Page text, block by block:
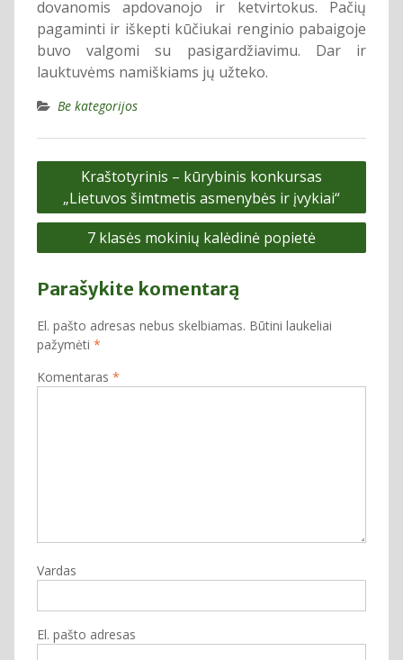
dovanomis apdovanojo ir ketvirtokus. Pačių
pagaminti ir iškepti kūčiukai renginio pabaigoje
buvo valgomi su pasigardžiavimu. Dar ir
lauktuvėms namiškiams jų užteko.
Be kategorijos
Navigacija
tarp
įrašų
Kraštotyrinis – kūrybinis konkursas
„Lietuvos šimtmetis asmenybės ir įvykiai“
7 klasės mokinių kalėdinė popietė
Parašykite komentarą
El. pašto adresas nebus skelbiamas. Būtini laukeliai
pažymėti *
Komentaras *
Vardas
El. pašto adresas